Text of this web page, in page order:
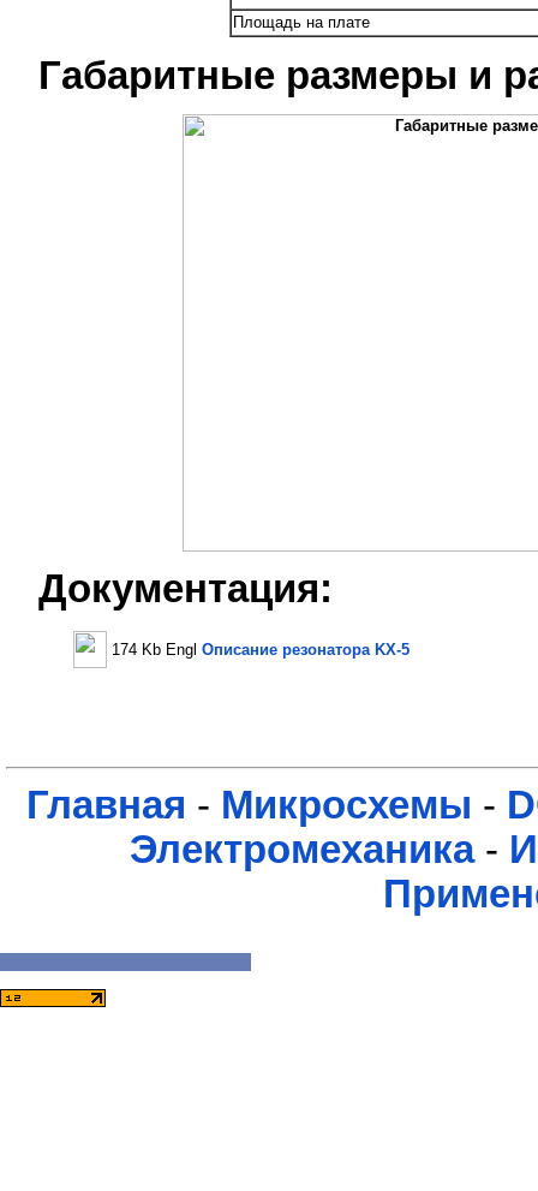
Площадь на плате
Габаритные размеры и
Документация:
174 Kb Engl Описание резонатора KX-5
Главная - Микросхемы -
Электромеханика-